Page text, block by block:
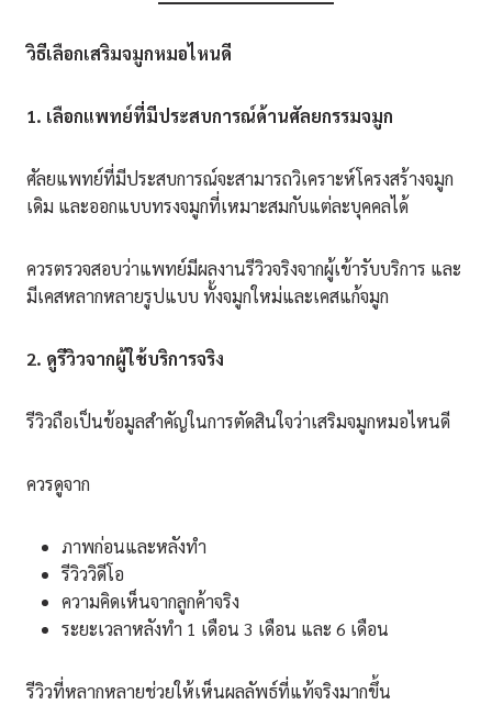
วิธีเลือกเสริมจมูกหมอไหนดี
1. เลือกแพทย์ที่มีประสบการณ์ด้านศัลยกรรมจมูก
ศัลยแพทย์ที่มีประสบการณ์จะสามารถวิเคราะห์โครงสร้างจมูก
เดิม และออกแบบทรงจมูกที่เหมาะสมกับแต่ละบุคคลได้
ควรตรวจสอบว่าแพทย์มีผลงานรีวิวจริงจากผู้เข้ารับบริการ และ
มีเคสหลากหลายรูปแบบ ทั้งจมูกใหม่และเคสแก้จมูก
2. ดูรีวิวจากผู้ใช้บริการจริง
รีวิวถือเป็นข้อมูลสำคัญในการตัดสินใจว่าเสริมจมูกหมอไหนดี
ควรดูจาก
ภาพก่อนและหลังทำ
รีวิววิดีโอ
ความคิดเห็นจากลูกค้าจริง
ระยะเวลาหลังทำ 1 เดือน 3 เดือน และ 6 เดือน
รีวิวที่หลากหลายช่วยให้เห็นผลลัพธ์ที่แท้จริงมากขึ้น